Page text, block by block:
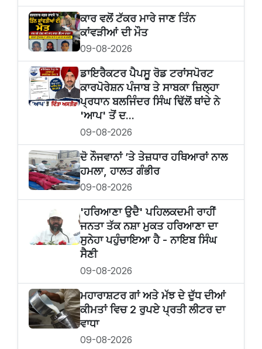
ਕਾਰ ਵਲੋਂ ਟੱਕਰ ਮਾਰੇ ਜਾਣ ਤਿੰਨ
ਕਾਂਵੜੀਆਂ ਦੀ ਮੌਤ
09-08-2026
ਡਾਇਰੈਕਟਰ ਪੈਪਸੂ ਰੋਡ ਟਰਾਂਸਪੋਰਟ
ਕਾਰਪੋਰੇਸ਼ਨ ਪੰਜਾਬ ਤੇ ਸਾਬਕਾ ਜ਼ਿਲ੍ਹਾ
ਪ੍ਰਧਾਨ ਬਲਜਿੰਦਰ ਸਿੰਘ ਢਿੱਲੋਂ ਥਾਂਦੇ ਨੇ
'ਆਪ' ਤੋਂ ਦ...
09-08-2026
ਦੋ ਨੌਜਵਾਨਾਂ ’ਤੇ ਤੇਜ਼ਧਾਰ ਹਥਿਆਰਾਂ ਨਾਲ
ਹਮਲਾ, ਹਾਲਤ ਗੰਭੀਰ
09-08-2026
'ਹਰਿਆਣਾ ਉਦੈ' ਪਹਿਲਕਦਮੀ ਰਾਹੀਂ
ਜਨਤਾ ਤੱਕ ਨਸ਼ਾ ਮੁਕਤ ਹਰਿਆਣਾ ਦਾ
ਸੁਨੇਹਾ ਪਹੁੰਚਾਇਆ ਹੈ - ਨਾਇਬ ਸਿੰਘ
ਸੈਣੀ
09-08-2026
ਮਹਾਰਾਸ਼ਟਰ ਗਾਂ ਅਤੇ ਮੱਝ ਦੇ ਦੁੱਧ ਦੀਆਂ
ਕੀਮਤਾਂ ਵਿਚ 2 ਰੁਪਏ ਪ੍ਰਤੀ ਲੀਟਰ ਦਾ
ਵਾਧਾ
09-08-2026